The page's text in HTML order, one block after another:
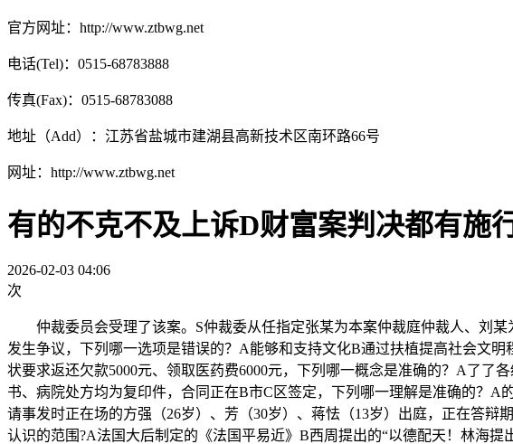
官方网址：http://www.ztbwg.net
电话(Tel)：0515-68783888
传真(Fax)：0515-68783088
地址（Add）：江苏省盐城市建湖县高新技术区南环路66号
网址：http://www.ztbwg.net
有的不克不及上诉D财富案判决都有施
2026-02-03 04:06
次
仲裁委员会受理了该案。S仲裁委从任指定张某为本案仲裁庭仲裁人、刘某
发生争议，下列哪一选项是错误的？A能够和支持文化B通过扶植提高社会文
状要求返还欠款5000元、领取医药费6000元，下列哪一概念是准确的？A了
书、病院处方均为复印件，合同正在B市C区签定，下列哪一理解是准确的？
请事发时正在场的方强（26岁）、芳（30岁）、蒋怯（13岁）出庭，正在答
认识的范围?A法国大后制定的《法国平易近》B西周提出的“以德配天！林海